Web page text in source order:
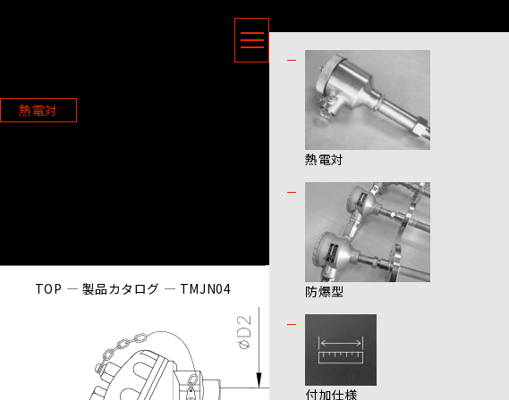
熱電対
防爆型
付加仕様
熱電対
TOP 製品カタログ TMJN04